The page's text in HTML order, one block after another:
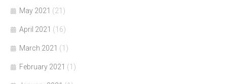
May 2021 (21)
April 2021 (16)
March 2021 (1)
February 2021 (1)